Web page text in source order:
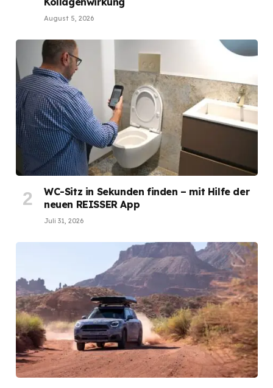
August 5, 2026
WC-Sitz in Sekunden finden – mit Hilfe der
neuen REISSER App
Juli 31, 2026